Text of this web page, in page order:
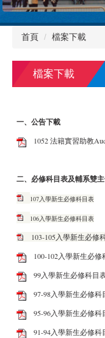
首頁 檔案下載
檔案下載
一、公告下載
1052 法籍實習助教
二、必修科目表及輔系雙
107入學新生必修科目表
106入學新生必修科目表
103-105入學新生必修
100-102入學新生必修
99入學新生必修科目
97-98入學新生必修科
95-96入學新生必修科
91-94入學新生必修科